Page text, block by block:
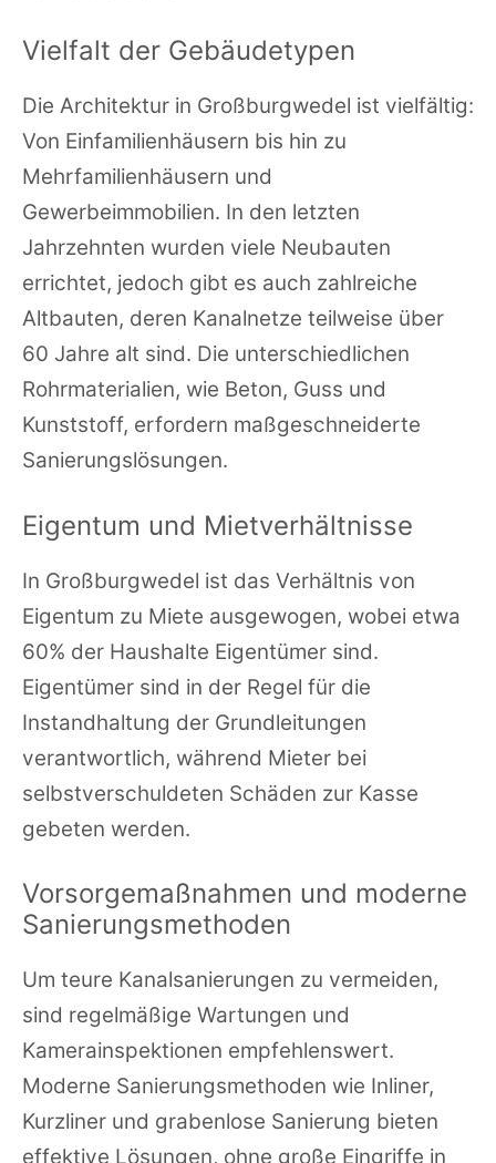
Vielfalt der Gebäudetypen
Die Architektur in Großburgwedel ist vielfältig:
Von Einfamilienhäusern bis hin zu
Mehrfamilienhäusern und
Gewerbeimmobilien. In den letzten
Jahrzehnten wurden viele Neubauten
errichtet, jedoch gibt es auch zahlreiche
Altbauten, deren Kanalnetze teilweise über
60 Jahre alt sind. Die unterschiedlichen
Rohrmaterialien, wie Beton, Guss und
Kunststoff, erfordern maßgeschneiderte
Sanierungslösungen.
Eigentum und Mietverhältnisse
In Großburgwedel ist das Verhältnis von
Eigentum zu Miete ausgewogen, wobei etwa
60% der Haushalte Eigentümer sind.
Eigentümer sind in der Regel für die
Instandhaltung der Grundleitungen
verantwortlich, während Mieter bei
selbstverschuldeten Schäden zur Kasse
gebeten werden.
Vorsorgemaßnahmen und moderne
Sanierungsmethoden
Um teure Kanalsanierungen zu vermeiden,
sind regelmäßige Wartungen und
Kamerainspektionen empfehlenswert.
Moderne Sanierungsmethoden wie Inliner,
Kurzliner und grabenlose Sanierung bieten
effektive Lösungen, ohne große Eingriffe in